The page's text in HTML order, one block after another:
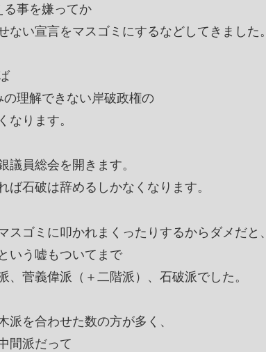
る事を嫌ってか
ない宣言をマスゴミにするなどしてきました。
理解できない岸破政権の
なります。
議員総会を開きます。
ば石破は辞めるしかなくなります。
スゴミに叩かれまくったりするからダメだと、
いう嘘もついてまで
、菅義偉派（＋二階派）、石破派でした。
派を合わせた数の方が多く、
間派だって